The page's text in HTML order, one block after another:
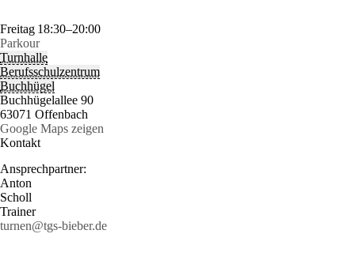
Freitag 18:30–20:00
Parkour
Turnhalle
Berufsschulzentrum
Buchhügel
Buchhügelallee 90
63071 Offenbach
Google Maps zeigen
Kontakt
Ansprechpartner:
Anton
Scholl
Trainer
turnen@tgs-bieber.de